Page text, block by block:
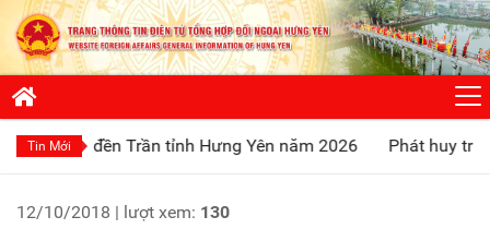
Tin Mới
tỉnh Hưng Yên năm 2026 Phát huy truyền thống
12/10/2018 | lượt xem: 130